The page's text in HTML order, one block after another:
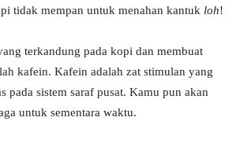
tidak mempan untuk menahan kantuk loh!
terkandung pada kopi dan membuat
kafein. Kafein adalah zat stimulan yang
pada sistem saraf pusat. Kamu pun akan
untuk sementara waktu.